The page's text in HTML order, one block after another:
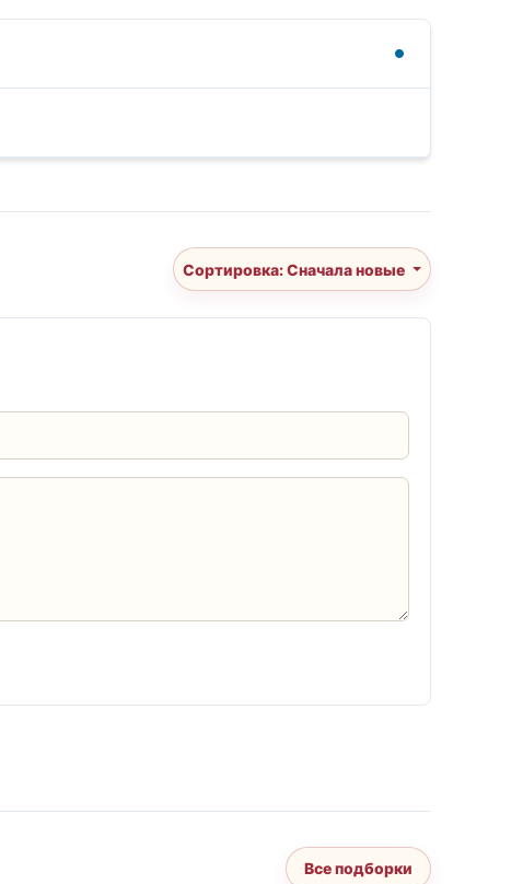
Сортировка: Сначала новые
Все подборки